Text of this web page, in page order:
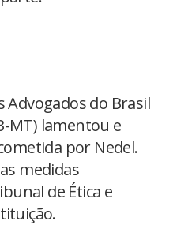
Advogados do Brasil
MT) lamentou e
por Nedel.
medidas
de Ética e